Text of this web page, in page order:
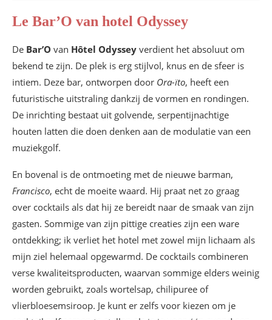
Le Bar’O van hotel Odyssey
De Bar’O van Hôtel Odyssey verdient het absoluut om
bekend te zijn. De plek is erg stijlvol, knus en de sfeer is
intiem. Deze bar, ontworpen door Ora-ïto, heeft een
futuristische uitstraling dankzij de vormen en rondingen.
De inrichting bestaat uit golvende, serpentijnachtige
houten latten die doen denken aan de modulatie van een
muziekgolf.
En bovenal is de ontmoeting met de nieuwe barman,
Francisco, echt de moeite waard. Hij praat net zo graag
over cocktails als dat hij ze bereidt naar de smaak van zijn
gasten. Sommige van zijn pittige creaties zijn een ware
ontdekking; ik verliet het hotel met zowel mijn lichaam als
mijn ziel helemaal opgewarmd. De cocktails combineren
verse kwaliteitsproducten, waarvan sommige elders weinig
worden gebruikt, zoals wortelsap, chilipuree of
vlierbloesemsiroop. Je kunt er zelfs voor kiezen om je